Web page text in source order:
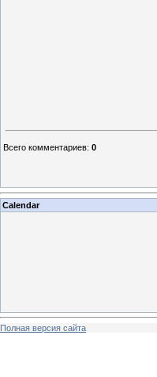
Всего комментариев: 0
Calendar
Полная версия сайта